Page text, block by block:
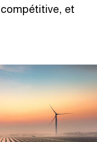
et